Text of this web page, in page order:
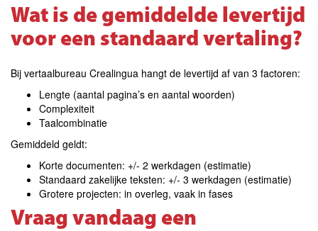
Wat is de gemiddelde levertijd
voor een standaard vertaling?
Bij vertaalbureau Crealingua hangt de levertijd af van 3 factoren:
Lengte (aantal pagina’s en aantal woorden)
Complexiteit
Taalcombinatie
Gemiddeld geldt:
Korte documenten: +/- 2 werkdagen (estimatie)
Standaard zakelijke teksten: +/- 3 werkdagen (estimatie)
Grotere projecten: in overleg, vaak in fases
Vraag vandaag een